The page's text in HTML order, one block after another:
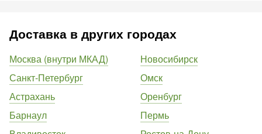
Доставка в других городах
Москва (внутри МКАД)
Санкт-Петербург
Астрахань
Барнаул
Новосибирск
Омск
Оренбург
Пермь